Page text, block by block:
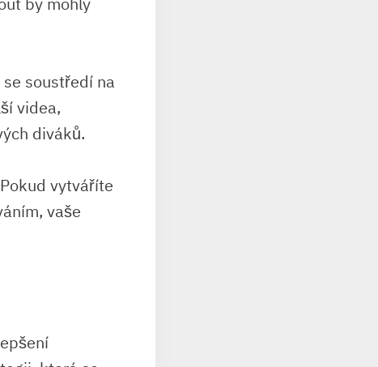
soustředí na
videa,
diváků.
vytváříte
vaše